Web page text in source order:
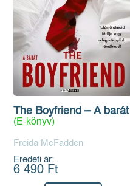
The Boyfriend – A barát
(E-könyv)
Freida McFadden
Eredeti ár:
6 490 Ft